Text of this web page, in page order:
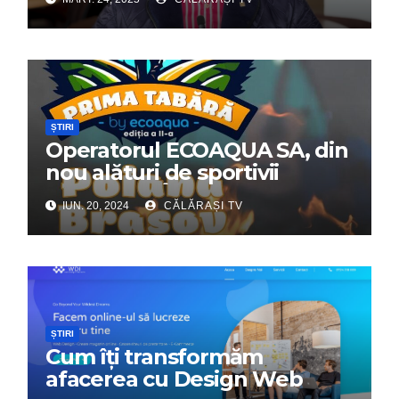
ȘTIRI
Operatorul ECOAQUA SA, din
nou alături de sportivii
călărășeni. Începe „Prima
Tabără”!
IUN. 20, 2024 CĂLĂRAȘI TV
ȘTIRI
Cum îți transformăm
afacerea cu Design Web